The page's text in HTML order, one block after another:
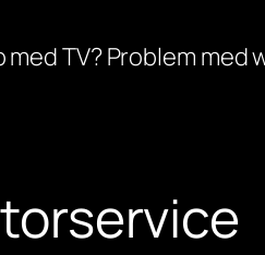
TV? Problem med